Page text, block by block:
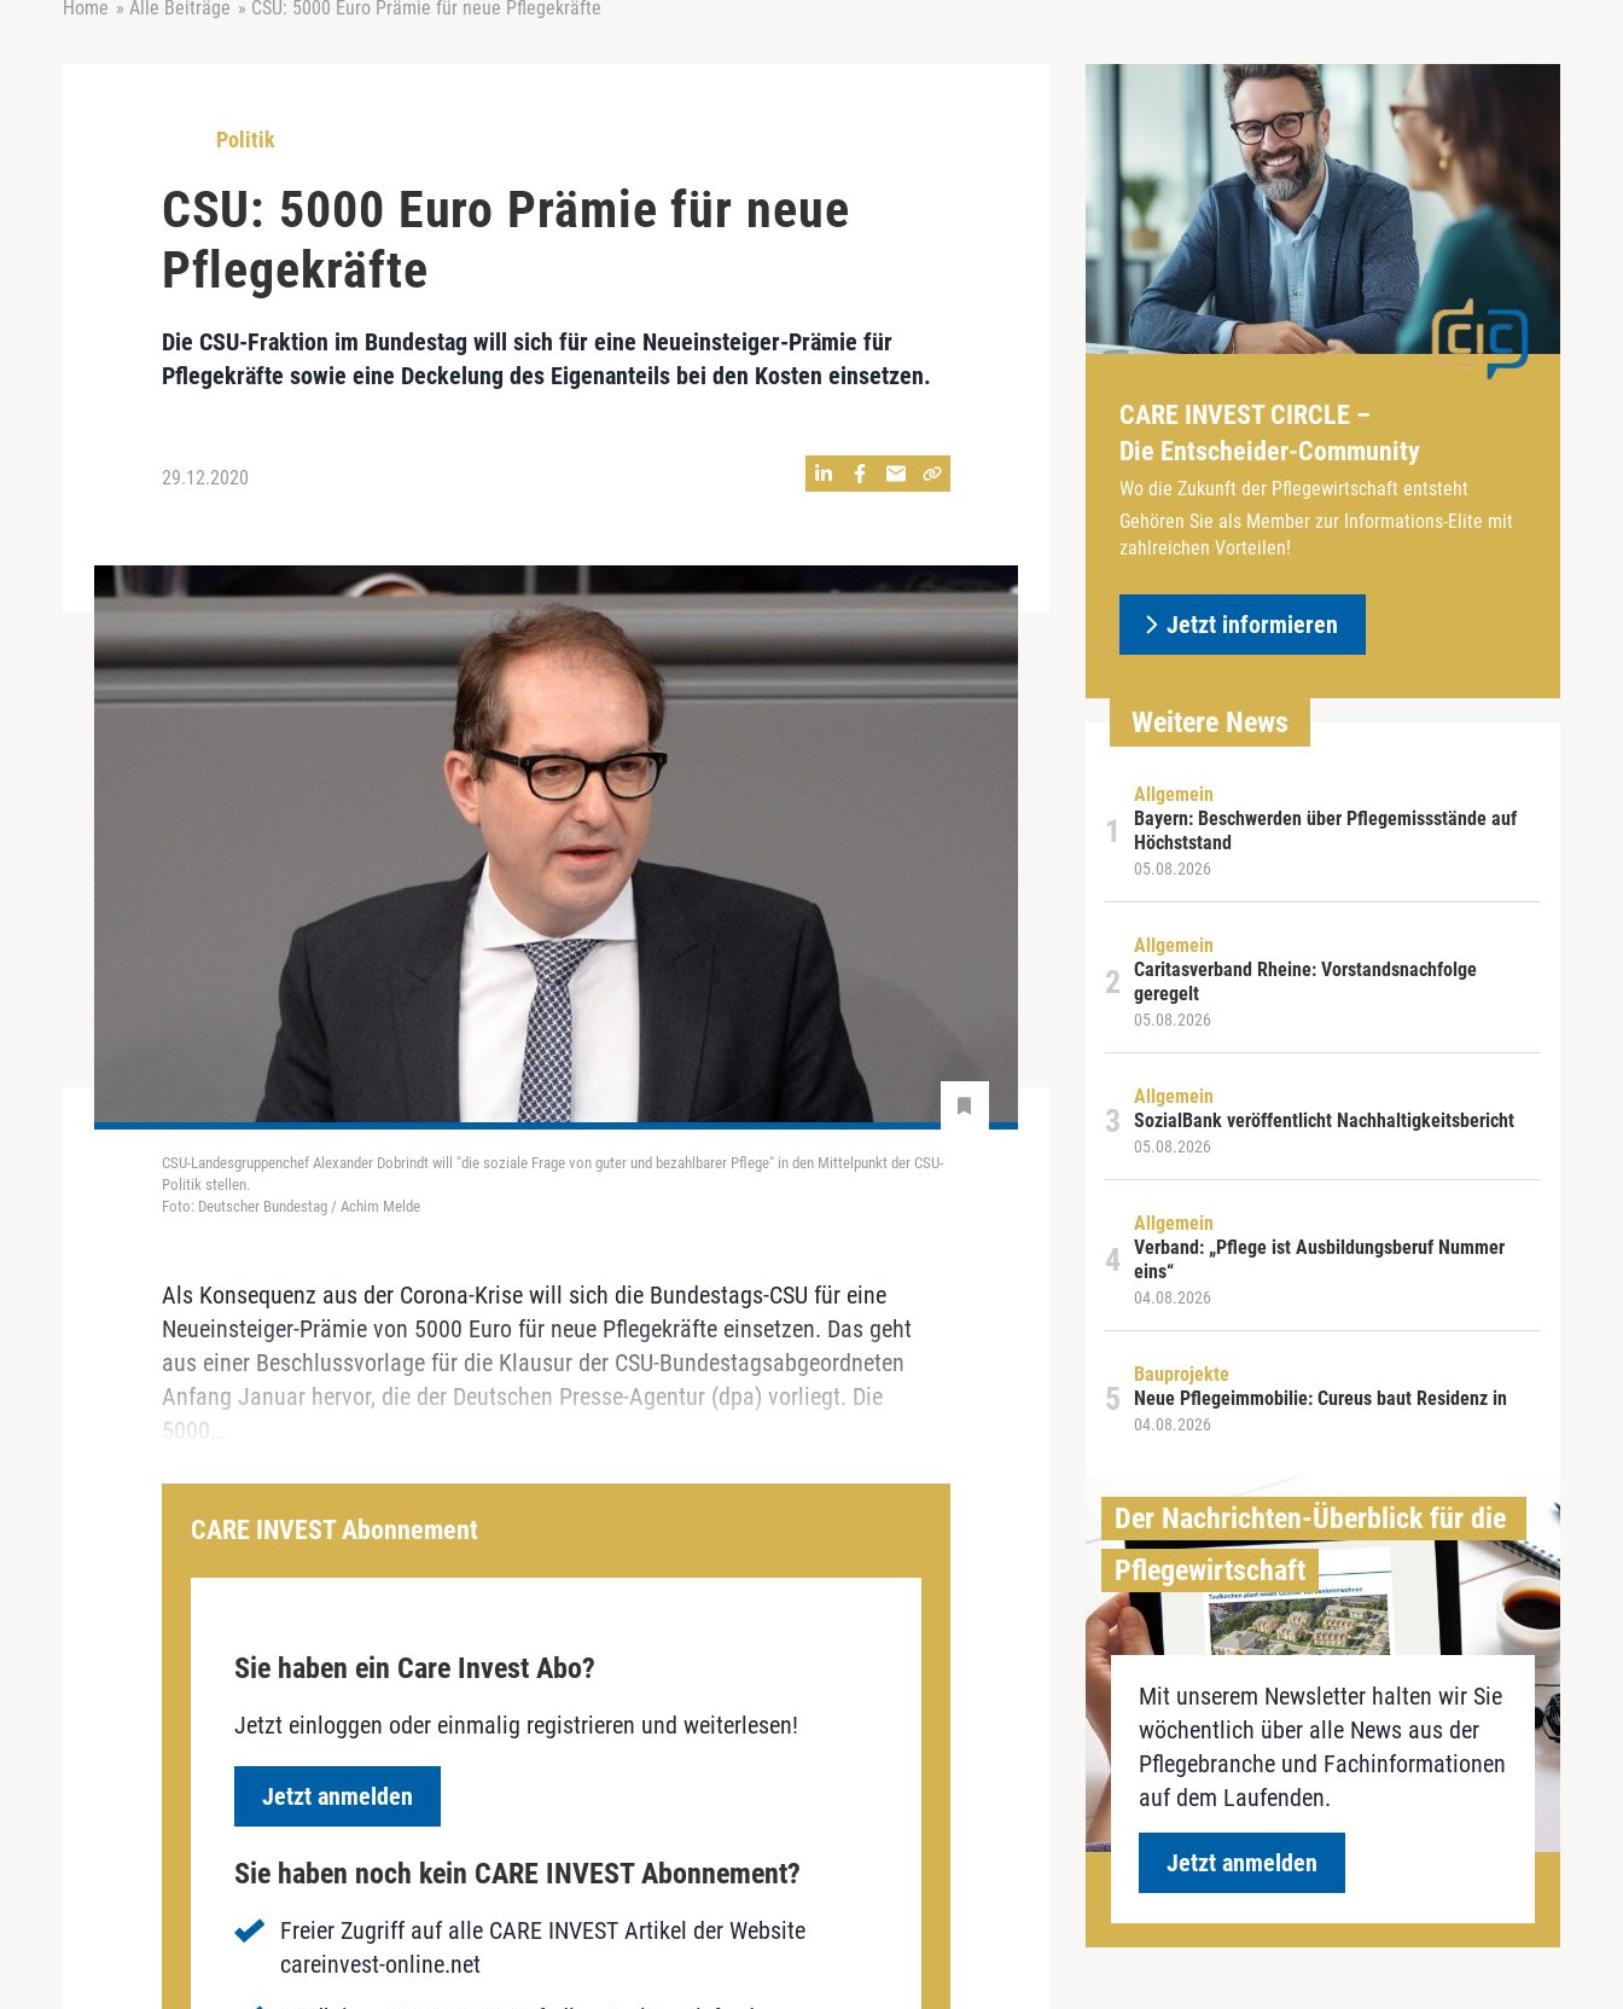
Home » Alle Beiträge » CSU: 5000 Euro Prämie für neue Pflegekräfte
Politik
CSU: 5000 Euro Prämie für neue
Pflegekräfte
Die CSU-Fraktion im Bundestag will sich für eine Neueinsteiger-Prämie für
Pflegekräfte sowie eine Deckelung des Eigenanteils bei den Kosten einsetzen.
29.12.2020
CSU-Landesgruppenchef Alexander Dobrindt will "die soziale Frage von guter und bezahlbarer Pflege" in den Mittelpunkt der CSU-
Politik stellen.
Foto: Deutscher Bundestag / Achim Melde
Als Konsequenz aus der Corona-Krise will sich die Bundestags-CSU für eine
Neueinsteiger-Prämie von 5000 Euro für neue Pflegekräfte einsetzen. Das geht
aus einer Beschlussvorlage für die Klausur der CSU-Bundestagsabgeordneten
Anfang Januar hervor, die der Deutschen Presse-Agentur (dpa) vorliegt. Die
5000...
CARE INVEST Abonnement
Sie haben ein Care Invest Abo?
Jetzt einloggen oder einmalig registrieren und weiterlesen!
Jetzt anmelden
Sie haben noch kein CARE INVEST Abonnement?
Freier Zugriff auf alle CARE INVEST Artikel der Website
careinvest-online.net
CARE INVEST CIRCLE –
Die Entscheider-Community
Wo die Zukunft der Pflegewirtschaft entsteht
Gehören Sie als Member zur Informations-Elite mit
zahlreichen Vorteilen!
Jetzt informieren
Weitere News
Allgemein
Bayern: Beschwerden über Pflegemissstände auf
Höchststand
05.08.2026
Allgemein
Caritasverband Rheine: Vorstandsnachfolge
geregelt
05.08.2026
Allgemein
SozialBank veröffentlicht Nachhaltigkeitsbericht
05.08.2026
Allgemein
Verband: „Pflege ist Ausbildungsberuf Nummer
eins“
04.08.2026
Bauprojekte
Neue Pflegeimmobilie: Cureus baut Residenz in
04.08.2026
Der Nachrichten-Überblick für die
Pflegewirtschaft
Mit unserem Newsletter halten wir Sie
wöchentlich über alle News aus der
Pflegebranche und Fachinformationen
auf dem Laufenden.
Jetzt anmelden